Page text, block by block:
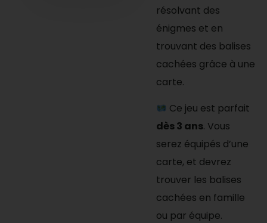
résolvant des
énigmes et en
trouvant des balises
cachées grâce à une
carte.
Ce jeu est parfait
dès 3 ans. Vous
serez équipés d’une
carte, et devrez
trouver les balises
cachées en famille
ou par équipe.